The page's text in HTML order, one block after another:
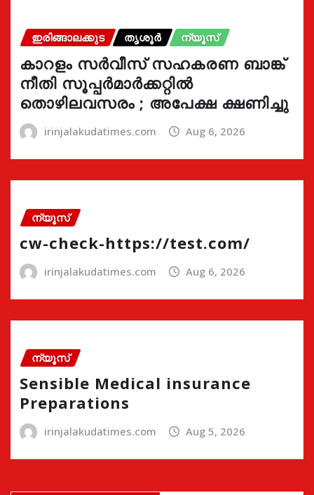
ഇരിങ്ങാലക്കുട തൃശൂർ ന്യൂസ്
കാറളം സർവീസ് സഹകരണ ബാങ്ക്
നീതി സൂപ്പർമാർക്കറ്റിൽ
തൊഴിലവസരം ; അപേക്ഷ ക്ഷണിച്ചു
irinjalakudatimes.com Aug 6, 2026
ന്യൂസ്
cw-check-https://test.com/
irinjalakudatimes.com Aug 6, 2026
ന്യൂസ്
Sensible Medical insurance
Preparations
irinjalakudatimes.com Aug 5, 2026